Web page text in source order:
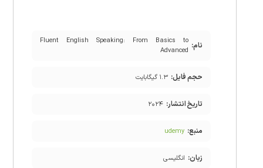
نام: Fluent English Speaking: From Basics to
Advanced
حجم فایل: ۱.۳ گیگابایت
تاریخ انتشار: ۲۰۲۴
منبع: udemy
زبان: انگلیسی